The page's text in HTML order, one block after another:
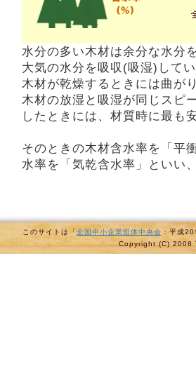
水分の多い木材は余分な水分
大気の水分を吸収(吸湿)して
木材が乾燥するときには曲が
木材の放湿と吸湿が同じスピ
したときには、材質時に最も
そのときの木材含水率を「平
水率を「気乾含水率」といい
このサイトは「全国中小企業団体中央会 ：平成
Copyright (C) 2008